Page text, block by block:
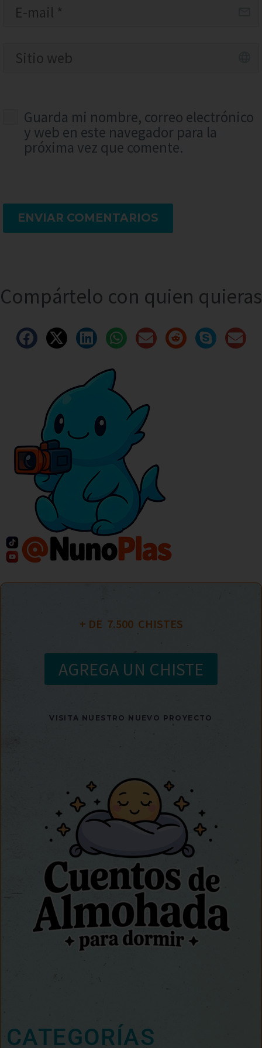
Guarda mi nombre, correo electrónico
y web en este navegador para la
próxima vez que comente.
ENVIAR COMENTARIOS
Compártelo con quien quieras
+ DE 7.500
  CHISTES
AGREGA UN CHISTE
VISITA NUESTRO NUEVO PROYECTO
CATEGORÍAS